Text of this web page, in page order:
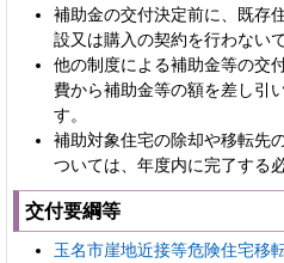
補助金の交付決定前に、既存
設又は購入の契約を行わない
他の制度による補助金等の交
費から補助金等の額を差し引
す。
補助対象住宅の除却や移転先
ついては、年度内に完了する
交付要綱等
玉名市崖地近接等危険住宅移